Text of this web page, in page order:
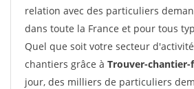
relation avec des particuliers
dans toute la France et pour tous
Quel que soit votre secteur
chantiers grâce à Trouver-
jour, des milliers de particuliers